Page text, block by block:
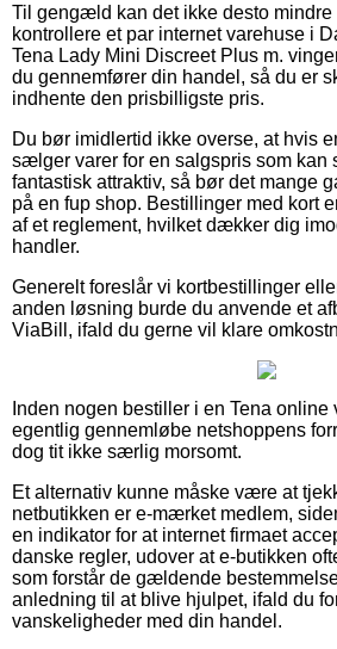
Til gengæld kan det ikke desto mindre
kontrollere et par internet varehuse i
Tena Lady Mini Discreet Plus m.
du gennemfører din handel, så du er
indhente den prisbilligste pris.
Du bør imidlertid ikke overse, at hvis
sælger varer for en salgspris som kan
fantastisk attraktiv, så bør det mange
på en fup shop. Bestillinger med kort
af et reglement, hvilket dækker dig
handler.
Generelt foreslår vi kortbestillinger
anden løsning burde du anvende et
ViaBill, ifald du gerne vil klare
Inden nogen bestiller i en Tena
egentlig gennemløbe netshoppens
dog tit ikke særlig morsomt.
Et alternativ kunne måske være at
netbutikken er e-mærket medlem,
en indikator for at internet firmaet
danske regler, udover at e-butikken
som forstår de gældende
anledning til at blive hjulpet, ifald du
vanskeligheder med din handel.